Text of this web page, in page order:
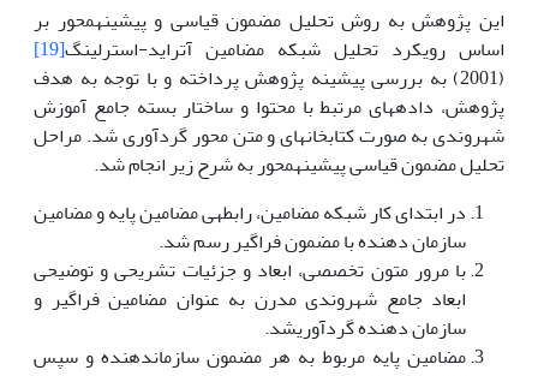
این پژوهش به روش تحلیل مضمون قیاسی و پیشینه­محور بر
اساس رویکرد تحلیل شبکه مضامین آتراید-استرلینگ[19]
(2001) به بررسی پیشینه پژوهش پرداخته و با توجه به هدف
پژوهش، داده­های مرتبط با محتوا و ساختار بسته جامع آموزش
شهروندی به صورت کتابخانه­ای و متن محور گردآوری شد. مراحل
تحلیل مضمون قیاسی پیشینه­محور به شرح زیر انجام شد.
در ابتدای کار شبکه مضامین، رابطه­ی مضامین پایه و مضامین
سازمان دهنده با مضمون فراگیر رسم شد.
با مرور متون تخصصی، ابعاد و جزئیات تشریحی و توضیحی
ابعاد جامع شهروندی مدرن به عنوان مضامین فراگیر و
سازمان دهنده گردآوری­شد.
مضامین پایه مربوط به هر مضمون سازمان­دهنده و سپس